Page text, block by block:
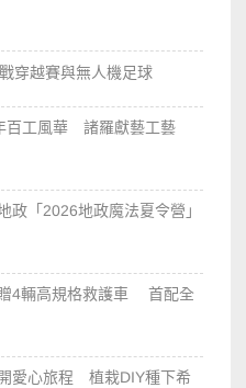
穿越賽與無人機足球
百工風華 諸羅獻藝工藝
政「2026地政魔法夏令營」
4輛高規格救護車 首配全
愛心旅程 植栽DIY種下希